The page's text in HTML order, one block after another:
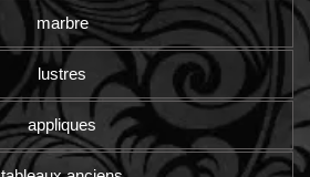
marbre
lustres
appliques